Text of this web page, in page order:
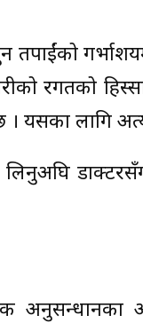
तपाईंको
रगतको
। यसका लागि
अनुसन्धानका